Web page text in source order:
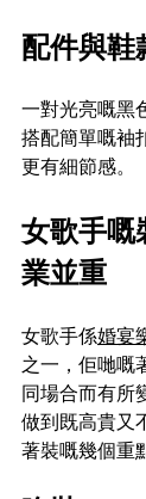
配件與鞋
一對光亮嘅黑
搭配簡單嘅袖
更有細節感。
女歌手嘅
業並重
女歌手係婚宴
之一，佢哋嘅
同場合而有所
做到既高貴又
著裝嘅幾個重